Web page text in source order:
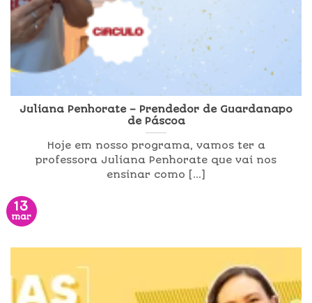
Juliana Penhorate – Prendedor de Guardanapo
de Páscoa
Hoje em nosso programa, vamos ter a
professora Juliana Penhorate que vai nos
ensinar como [...]
13
mar